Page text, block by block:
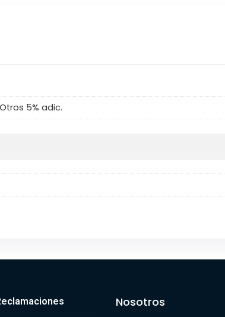
5% adic.
Nosotros